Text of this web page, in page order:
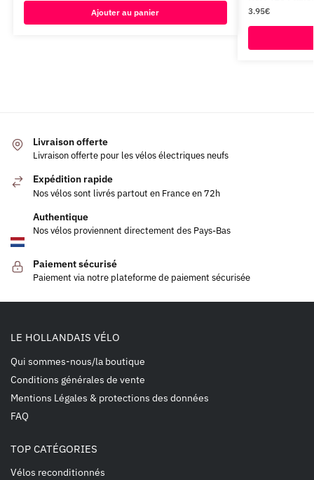
Ajouter au panier 3.95€
Livraison offerte
Livraison offerte pour les vélos électriques neufs
Expédition rapide
Nos vélos sont livrés partout en France en 72h
Authentique
Nos vélos proviennent directement des Pays-Bas
Paiement sécurisé
Paiement via notre plateforme de paiement sécurisée
LE HOLLANDAIS VÉLO
Qui sommes-nous/la boutique
Conditions générales de vente
Mentions Légales & protections des données
FAQ
TOP CATÉGORIES
Vélos reconditionnés